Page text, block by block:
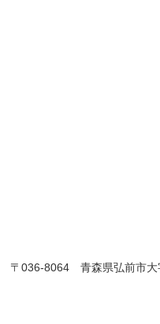
〒036-8064 青森県弘前市大